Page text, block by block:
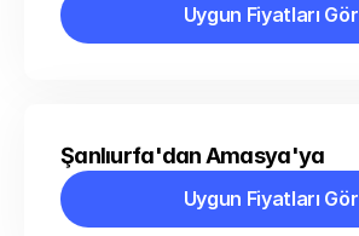
Uygun Fiyatları Gör
Uygun Fiyatları Gör
Şanlıurfa'dan Amasya'ya
Uygun Fiyatları Gör
Uygun Fiyatları Gör